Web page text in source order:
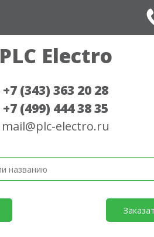
PLC Electro
+7 (343) 363 20 28
+7 (499) 444 38 35
mail@plc-electro.ru